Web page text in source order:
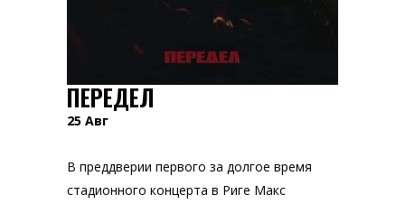
ПЕРЕДЕЛ
25 Авг
В преддверии первого за долгое время
стадионного концерта в Риге Макс